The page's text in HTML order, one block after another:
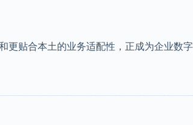
更贴合本土的业务适配性，正成为企业数字